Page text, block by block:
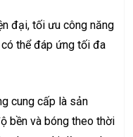
đại, tối ưu công năng
thể đáp ứng tối đa
cung cấp là sản
bền và bóng theo thời